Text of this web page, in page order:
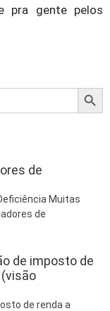
pra gente pelos
de
Muitas
de
de imposto de
de renda a